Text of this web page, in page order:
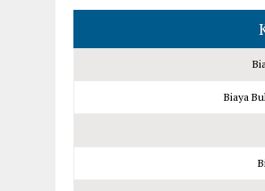
Biaya